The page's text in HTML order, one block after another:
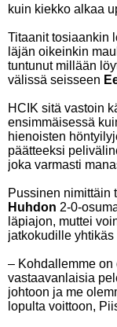
kuin kiekko alkaa
Titaanit tosiaankin
läjän oikeinkin
tuntunut millään
välissä seisseen
HCIK sitä vastoin
ensimmäisessä
hienoisten
päätteeksi
joka varmasti
Pussinen nimittäin
Huhdon 2-0-
läpiajon, muttei
jatkokudille yhtikäs
– Kohdallemme
vastaavanlaisia
johtoon ja me
lopulta voittoon,